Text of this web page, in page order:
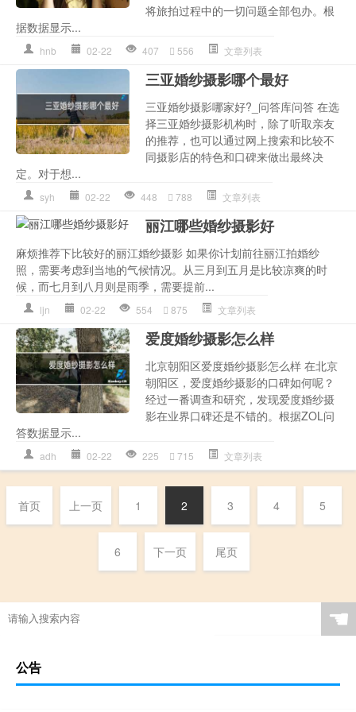
将旅拍过程中的一切问题全部包办。根
据数据显示...
hnb 02-22 407 556 文章列表
三亚婚纱摄影哪个最好
三亚婚纱摄影哪家好?_问答库问答 在选
择三亚婚纱摄影机构时，除了听取亲友
的推荐，也可以通过网上搜索和比较不
同摄影店的特色和口碑来做出最终决
定。对于想...
syh 02-22 448 788 文章列表
丽江哪些婚纱摄影好
麻烦推荐下比较好的丽江婚纱摄影 如果你计划前往丽江拍婚纱
照，需要考虑到当地的气候情况。从三月到五月是比较凉爽的时
候，而七月到八月则是雨季，需要提前...
ljn 02-22 554 875 文章列表
爱度婚纱摄影怎么样
北京朝阳区爱度婚纱摄影怎么样 在北京
朝阳区，爱度婚纱摄影的口碑如何呢？
经过一番调查和研究，发现爱度婚纱摄
影在业界口碑还是不错的。根据ZOL问
答数据显示...
adh 02-22 225 715 文章列表
首页 上一页 1 2 3 4 5
6 下一页 尾页
☚
公告